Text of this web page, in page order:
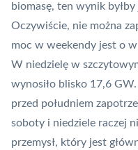
biomasę, ten wynik
Oczywiście, nie można
moc w weekendy jest o
W niedzielę w
wynosiło blisko 17,6
przed południem
soboty i niedziele raczej
przemysł, który jest